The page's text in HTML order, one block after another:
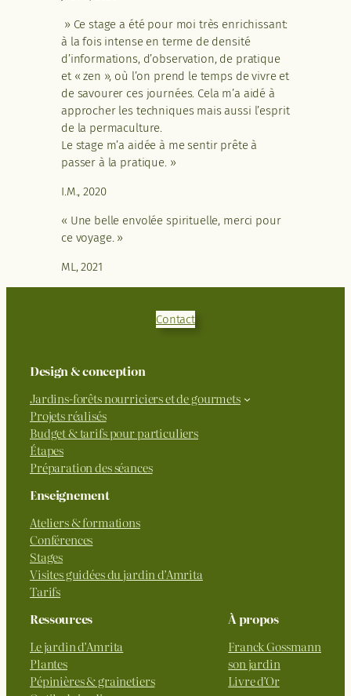
» Ce stage a été pour moi très enrichissant:
à la fois intense en terme de densité
d’informations, d’observation, de pratique
et « zen », où l’on prend le temps de vivre et
de savourer ces journées. Cela m’a aidé à
approcher les techniques mais aussi l’esprit
de la permaculture.
Le stage m’a aidée à me sentir prête à
passer à la pratique. »
I.M., 2020
« Une belle envolée spirituelle, merci pour
ce voyage. »
ML, 2021
Contact
Design & conception
Jardins-forêts nourriciers et de gourmets
Projets réalisés
Budget & tarifs pour particuliers
Étapes
Préparation des séances
Enseignement
Ateliers & formations
Conférences
Stages
Visites guidées du jardin d’Amrita
Tarifs
Ressources
Le jardin d’Amrita
Plantes
Pépinières & grainetiers
À propos
Franck Gossmann
son jardin
Livre d’Or